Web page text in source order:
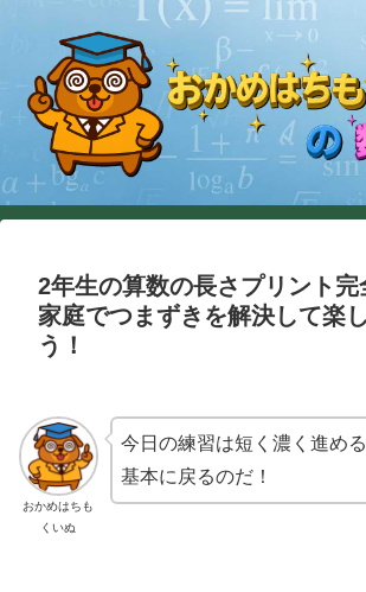
2年生の算数の長さプリント完
家庭でつまずきを解決して楽
う！
おかめはちも
くいぬ
今日の練習は短く濃く進め
基本に戻るのだ！